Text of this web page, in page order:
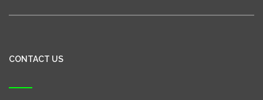
CONTACT US